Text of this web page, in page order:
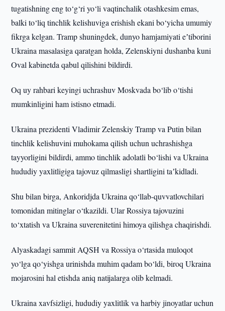
tugatishning eng to‘g‘ri yo‘li vaqtinchalik otashkesim emas,
balki to‘liq tinchlik kelishuviga erishish ekani bo‘yicha umumiy
fikrga kelgan. Tramp shuningdek, dunyo hamjamiyati eʼtiborini
Ukraina masalasiga qaratgan holda, Zelenskiyni dushanba kuni
Oval kabinetda qabul qilishini bildirdi.
Oq uy rahbari keyingi uchrashuv Moskvada bo‘lib o‘tishi
mumkinligini ham istisno etmadi.
Ukraina prezidenti Vladimir Zelenskiy Tramp va Putin bilan
tinchlik kelishuvini muhokama qilish uchun uchrashishga
tayyorligini bildirdi, ammo tinchlik adolatli bo‘lishi va Ukraina
hududiy yaxlitligiga tajovuz qilmasligi shartligini taʼkidladi.
Shu bilan birga, Ankoridjda Ukraina qo‘llab-quvvatlovchilari
tomonidan mitinglar o‘tkazildi. Ular Rossiya tajovuzini
to‘xtatish va Ukraina suverenitetini himoya qilishga chaqirishdi.
Alyaskadagi sammit AQSH va Rossiya o‘rtasida muloqot
yo‘lga qo‘yishga urinishda muhim qadam bo‘ldi, biroq Ukraina
mojarosini hal etishda aniq natijalarga olib kelmadi.
Ukraina xavfsizligi, hududiy yaxlitlik va harbiy jinoyatlar uchun